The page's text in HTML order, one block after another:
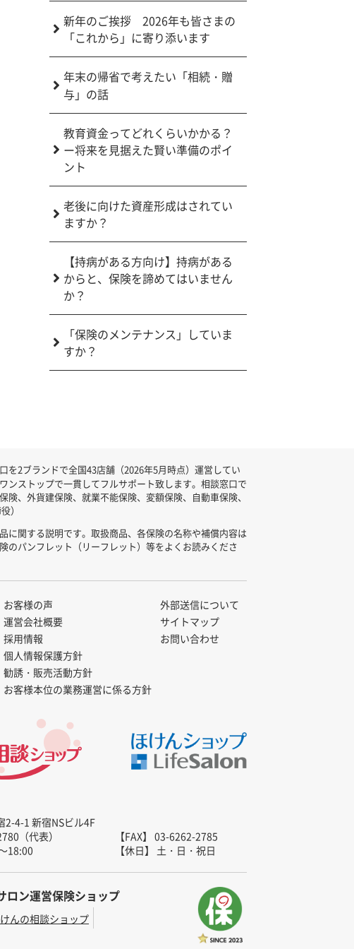
新年のご挨拶 2026年も皆さまの
「これから」に寄り添います
年末の帰省で考えたい「相続・贈
与」の話
教育資金ってどれくらいかかる？
ー将来を見据えた賢い準備のポイ
ント
老後に向けた資産形成はされてい
ますか？
【持病がある方向け】持病がある
からと、保険を諦めてはいません
か？
「保険のメンテナンス」していま
すか？
2ブランドで全国43店舗（2026年5月時点）運営してい
ンストップで一貫してフルサポート致します。相談窓口で
、外貨建保険、就業不能保険、変額保険、自動車保険、
）
に関する説明です。取扱商品、各保険の名称や補償内容は
のパンフレット（リーフレット）等をよくお読みくださ
お客様の声
運営会社概要
採用情報
個人情報保護方針
勧誘・販売活動方針
お客様本位の業務運営に係る方針
外部送信について
サイトマップ
お問い合わせ
2-4-1 新宿NSビル4F
（代表）
【FAX】 03-6262-2785
18:00
【休日】 土・日・祝日
ロン運営保険ショップ
んの相談ショップ